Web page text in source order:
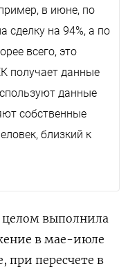
в июне, по
сделку на 94%, а по
всего, это
получает данные
данные
собственные
близкий к
выполнила
в мае-июле
при пересчете в